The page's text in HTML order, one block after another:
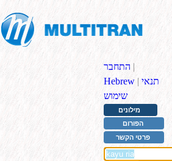
התחבר |
Hebrew | תנאי
שימוש
מילונים
הפורום
פרטי הקשר